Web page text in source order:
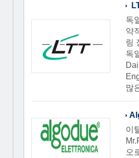
독
약
링
독
많
이
오